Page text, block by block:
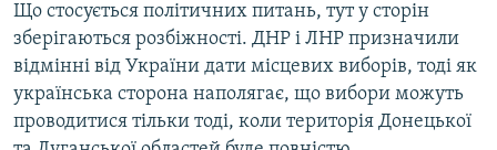
Що стосується політичних питань, тут у сторін
зберігаються розбіжності. ДНР і ЛНР призначили
відмінні від України дати місцевих виборів, тоді як
українська сторона наполягає, що вибори можуть
проводитися тільки тоді, коли територія Донецької